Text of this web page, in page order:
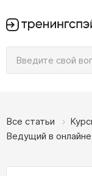
Все статьи
Ведущий в онлайне